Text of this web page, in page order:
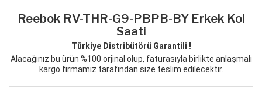
Reebok RV-THR-G9-PBPB-BY Erkek Kol
Saati
Türkiye Distribütörü Garantili !
Alacağınız bu ürün %100 orjinal olup, faturasıyla birlikte anlaşmalı
kargo firmamız tarafından size teslim edilecektir.